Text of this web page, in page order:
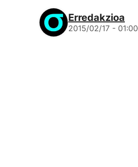
Erredakzioa
2015/02/17 - 01:00